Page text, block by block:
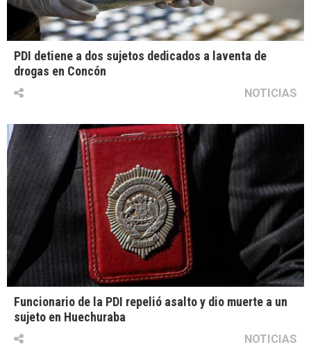
PDI detiene a dos sujetos dedicados a laventa de
drogas en Concón
NOTICIAS
Funcionario de la PDI repelió asalto y dio muerte a un
sujeto en Huechuraba
NOTICIAS